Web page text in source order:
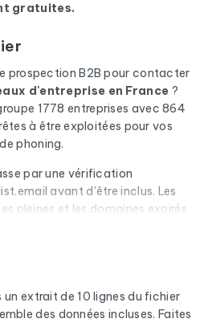
gratuites.
prospection B2B pour contacter
d'entreprise en France ?
1778 entreprises avec 864
à être exploitées pour vos
phoning.
par une vérification
avant d'être inclus. Les
pleines et les domaines expirés
de bounce bas et des
emails. Pour chaque entreprise,
complète, du numéro de
il est disponible, du site
extrait de 10 lignes du fichier
des données incluses. Faites